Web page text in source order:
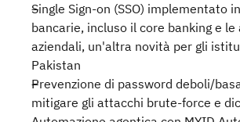
Single Sign-on (SSO) implementato
bancarie, incluso il core banking e le
aziendali, un'altra novità per gli
Pakistan
Prevenzione di password deboli/
mitigare gli attacchi brute-force e